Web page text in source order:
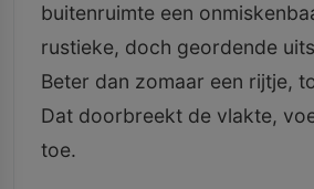
buitenruimte een
rustieke, doch geordende
Beter dan zomaar een rijtje,
Dat doorbreekt de vlakte,
toe.